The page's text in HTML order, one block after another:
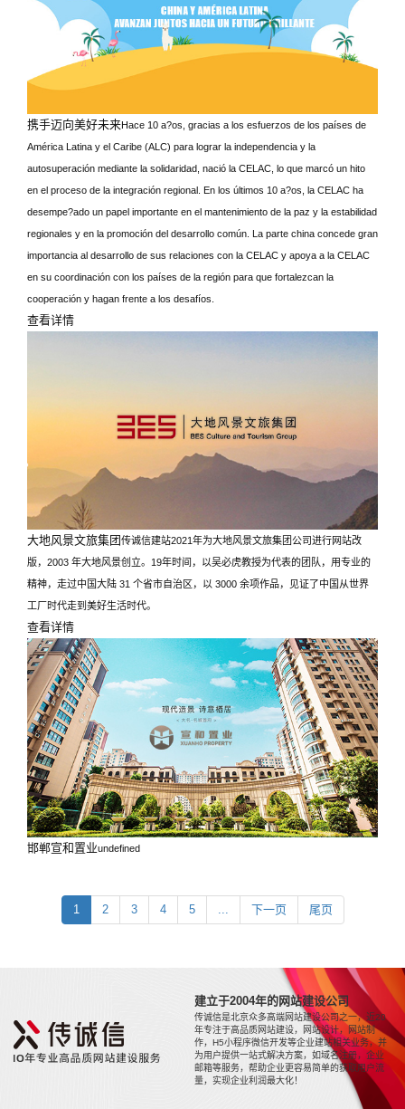
携手迈向美好未来Hace 10 a?os, gracias a los esfuerzos de los países de
América Latina y el Caribe (ALC) para lograr la independencia y la
autosuperación mediante la solidaridad, nació la CELAC, lo que marcó un hito
en el proceso de la integración regional. En los últimos 10 a?os, la CELAC ha
desempe?ado un papel importante en el mantenimiento de la paz y la estabilidad
regionales y en la promoción del desarrollo común. La parte china concede gran
importancia al desarrollo de sus relaciones con la CELAC y apoya a la CELAC
en su coordinación con los países de la región para que fortalezcan la
cooperación y hagan frente a los desafíos.
查看详情
大地风景文旅集团传诚信建站2021年为大地风景文旅集团公司进行网站改
版，2003 年大地风景创立。19年时间，以吴必虎教授为代表的团队，用专业的
精神，走过中国大陆 31 个省市自治区，以 3000 余项作品，见证了中国从世界
工厂时代走到美好生活时代。
查看详情
邯郸宣和置业undefined
1 2 3 4 5 ... 下一页 尾页
建立于2004年的网站建设公司
传诚信是北京众多高端网站建设公司之一，近20
年专注于高品质网站建设，网站设计，网站制
作，H5小程序微信开发等企业建站相关业务，并
为用户提供一站式解决方案，如域名注册，企业
邮箱等服务，帮助企业更容易简单的获取用户流
量，实现企业利润最大化！